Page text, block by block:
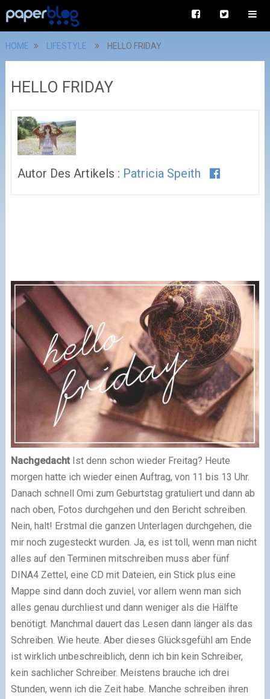
HOME LIFESTYLE HELLO FRIDAY
HELLO FRIDAY
Autor Des Artikels : Patricia Speith
NachgedachtIst denn schon wieder Freitag? Heute
morgen hatte ich wieder einen Auftrag, von 11 bis 13 Uhr.
Danach schnell Omi zum Geburtstag gratuliert und dann ab
nach oben, Fotos durchgehen und den Bericht schreiben.
Nein, halt! Erstmal die ganzen Unterlagen durchgehen, die
mir noch zugesteckt wurden. Ja, es ist toll, wenn man nicht
alles auf den Terminen mitschreiben muss aber fünf
DINA4 Zettel, eine CD mit Dateien, ein Stick plus eine
Mappe sind dann doch zuviel, vor allem wenn man sich
alles genau durchliest und dann weniger als die Hälfte
benötigt. Manchmal dauert das Lesen dann länger als das
Schreiben. Wie heute. Aber dieses Glücksgefühl am Ende
ist wirklich unbeschreiblich, denn ich bin kein Schreiber,
kein sachlicher Schreiber. Meistens brauche ich drei
Stunden, wenn ich die Zeit habe. Manche schreiben ihren